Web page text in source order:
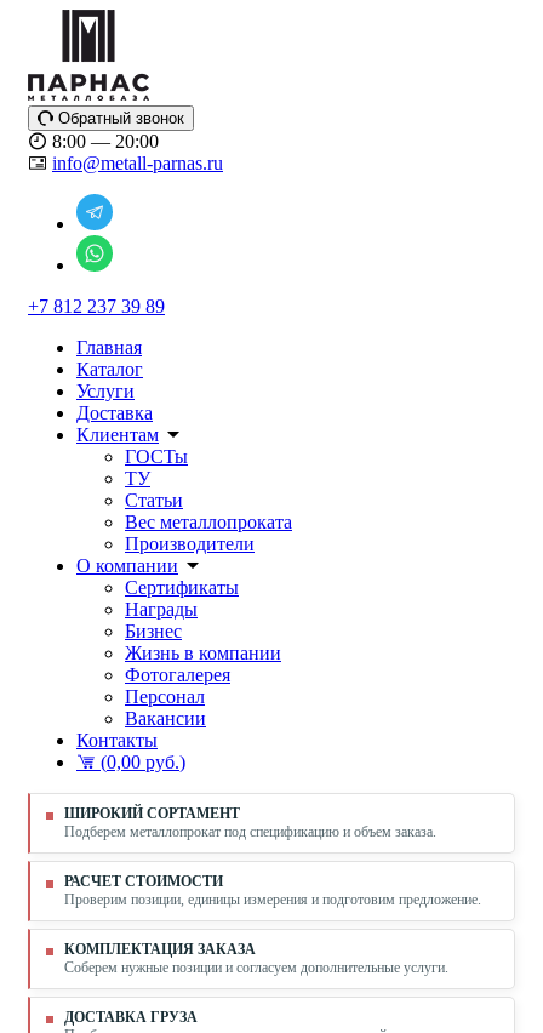
Обратный звонок
8:00 — 20:00
info@metall-parnas.ru
+7 812 237 39 89
Главная
Каталог
Услуги
Доставка
Клиентам
ГОСТы
ТУ
Статьи
Вес металлопроката
Производители
О компании
Сертификаты
Награды
Бизнес
Жизнь в компании
Фотогалерея
Персонал
Вакансии
Контакты
(0,00 руб.)
ШИРОКИЙ СОРТАМЕНТ
Подберем металлопрокат под спецификацию и объем заказа.
РАСЧЕТ СТОИМОСТИ
Проверим позиции, единицы измерения и подготовим предложение.
КОМПЛЕКТАЦИЯ ЗАКАЗА
Соберем нужные позиции и согласуем дополнительные услуги.
ДОСТАВКА ГРУЗА